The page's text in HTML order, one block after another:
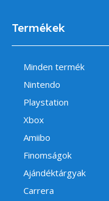
Termékek
Minden termék
Nintendo
Playstation
Xbox
Amiibo
Finomságok
Ajándéktárgyak
Carrera